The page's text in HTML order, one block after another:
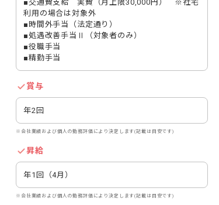
■交通費支給　実費（月上限30,000円）　※社宅
利用の場合は対象外
■時間外手当（法定通り）
■処遇改善手当Ⅱ（対象者のみ）
■役職手当
■精勤手当
賞与
年2回
※会社業績および個人の勤務評価により決定します(記載は目安です)
昇給
年1回（4月）
※会社業績および個人の勤務評価により決定します(記載は目安です)